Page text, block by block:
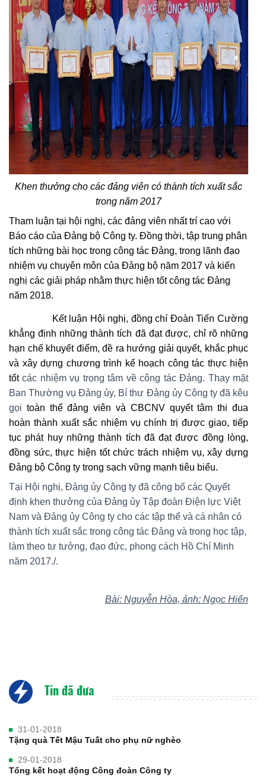
Khen thưởng cho các đảng viên có thành tích xuất sắc
trong năm 2017
Tham luận tại hội nghị, các đảng viên nhất trí cao với
Báo cáo của Đảng bộ Công ty. Đồng thời, tập trung phân
tích những bài học trong công tác Đảng, trong lãnh đạo
nhiệm vụ chuyên môn của Đảng bộ năm 2017 và kiến
nghị các giải pháp nhằm thực hiện tốt công tác Đảng
năm 2018.
Kết luận Hội nghị, đồng chí Đoàn Tiến Cường
khẳng định những thành tích đã đạt được, chỉ rõ những
hạn chế khuyết điểm, đề ra hướng giải quyết, khắc phục
và xây dựng chương trình kế hoạch công tác thực hiện
tốtcác nhiệm vụ trọng tâm về công tác Đảng. Thay mặt
Ban Thường vụ Đảng ủy, Bí thư Đảng ủy Công ty đã kêu
gọi toàn thể đảng viên và CBCNV quyết tâm thi đua
hoàn thành xuất sắc nhiệm vụ chính trị được giao, tiếp
tục phát huy những thành tích đã đạt được đồng lòng,
đồng sức, thực hiện tốt chức trách nhiệm vụ, xây dựng
Đảng bộ Công ty trong sạch vững mạnh tiêu biểu.
Tại Hội nghị, Đảng ủy Công ty đã công bố các Quyết
định khen thưởng của Đảng ủy Tập đoàn Điện lực Việt
Nam và Đảng ủy Công ty cho các tập thể và cá nhân có
thành tích xuất sắc trong công tác Đảng và trong học tập,
làm theo tư tưởng, đạo đức, phong cách Hồ Chí Minh
năm 2017./.
Bài: Nguyễn Hòa, ảnh: Ngọc Hiến
Tin đã đưa
31-01-2018
Tặng quà Tết Mậu Tuất cho phụ nữ nghèo
29-01-2018
Tổng kết hoạt động Công đoàn Công ty